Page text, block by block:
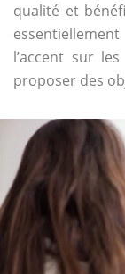
qualité et
l’accent sur
proposer des